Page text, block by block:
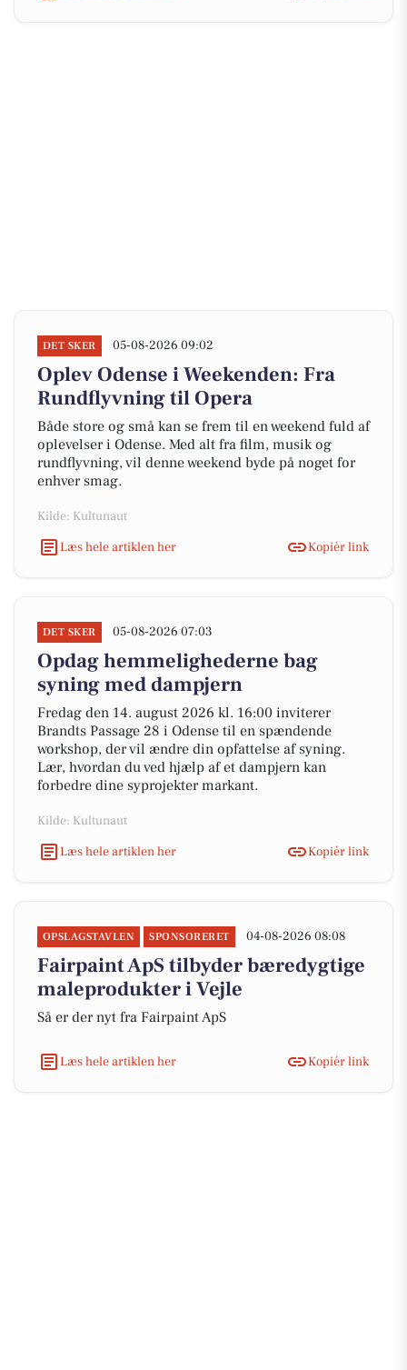
DET SKER 05-08-2026 09:02
Oplev Odense i Weekenden: Fra
Rundflyvning til Opera
Både store og små kan se frem til en weekend fuld af
oplevelser i Odense. Med alt fra film, musik og
rundflyvning, vil denne weekend byde på noget for
enhver smag.
Kilde: Kultunaut
Læs hele artiklen her
Kopiér link
DET SKER 05-08-2026 07:03
Opdag hemmelighederne bag
syning med dampjern
Fredag den 14. august 2026 kl. 16:00 inviterer
Brandts Passage 28 i Odense til en spændende
workshop, der vil ændre din opfattelse af syning.
Lær, hvordan du ved hjælp af et dampjern kan
forbedre dine syprojekter markant.
Kilde: Kultunaut
Læs hele artiklen her
Kopiér link
OPSLAGSTAVLEN SPONSORERET 04-08-2026 08:08
Fairpaint ApS tilbyder bæredygtige
maleprodukter i Vejle
Så er der nyt fra Fairpaint ApS
Læs hele artiklen her Kopiér link